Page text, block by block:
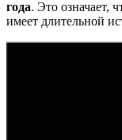
года. Это означает,
имеет длительной